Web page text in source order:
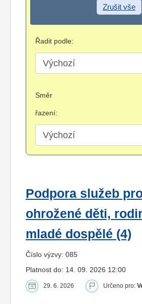
Zrušit vše
Řadit podle:
Směr
řazení:
Podpora služeb
ohrožené děti,
mladé dospělé (4)
Číslo výzvy: 085
Platnost do: 14. 09. 2026 12:00
29. 6. 2026 Určeno pro: